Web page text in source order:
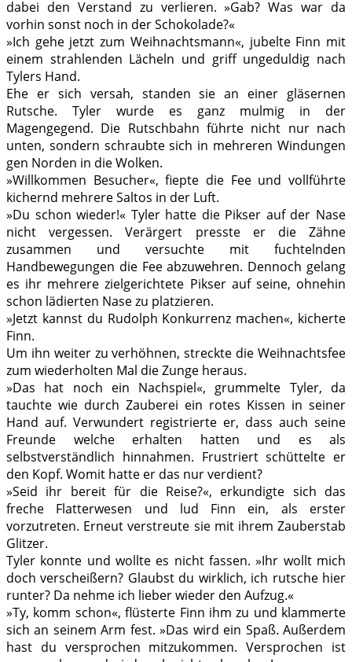
dabei den Verstand zu verlieren. »Gab? Was war da
vorhin sonst noch in der Schokolade?«
»Ich gehe jetzt zum Weihnachtsmann«, jubelte Finn mit
einem strahlenden Lächeln und griff ungeduldig nach
Tylers Hand.
Ehe er sich versah, standen sie an einer gläsernen
Rutsche. Tyler wurde es ganz mulmig in der
Magengegend. Die Rutschbahn führte nicht nur nach
unten, sondern schraubte sich in mehreren Windungen
gen Norden in die Wolken.
»Willkommen Besucher«, fiepte die Fee und vollführte
kichernd mehrere Saltos in der Luft.
»Du schon wieder!« Tyler hatte die Pikser auf der Nase
nicht vergessen. Verärgert presste er die Zähne
zusammen und versuchte mit fuchtelnden
Handbewegungen die Fee abzuwehren. Dennoch gelang
es ihr mehrere zielgerichtete Pikser auf seine, ohnehin
schon lädierten Nase zu platzieren.
»Jetzt kannst du Rudolph Konkurrenz machen«, kicherte
Finn.
Um ihn weiter zu verhöhnen, streckte die Weihnachtsfee
zum wiederholten Mal die Zunge heraus.
»Das hat noch ein Nachspiel«, grummelte Tyler, da
tauchte wie durch Zauberei ein rotes Kissen in seiner
Hand auf. Verwundert registrierte er, dass auch seine
Freunde welche erhalten hatten und es als
selbstverständlich hinnahmen. Frustriert schüttelte er
den Kopf. Womit hatte er das nur verdient?
»Seid ihr bereit für die Reise?«, erkundigte sich das
freche Flatterwesen und lud Finn ein, als erster
vorzutreten. Erneut verstreute sie mit ihrem Zauberstab
Glitzer.
Tyler konnte und wollte es nicht fassen. »Ihr wollt mich
doch verscheißern? Glaubst du wirklich, ich rutsche hier
runter? Da nehme ich lieber wieder den Aufzug.«
»Ty, komm schon«, flüsterte Finn ihm zu und klammerte
sich an seinem Arm fest. »Das wird ein Spaß. Außerdem
hast du versprochen mitzukommen. Versprochen ist